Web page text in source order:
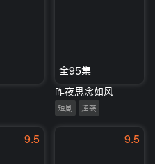
全95集
昨夜思念如风
短剧 逆袭
9.5 9.5